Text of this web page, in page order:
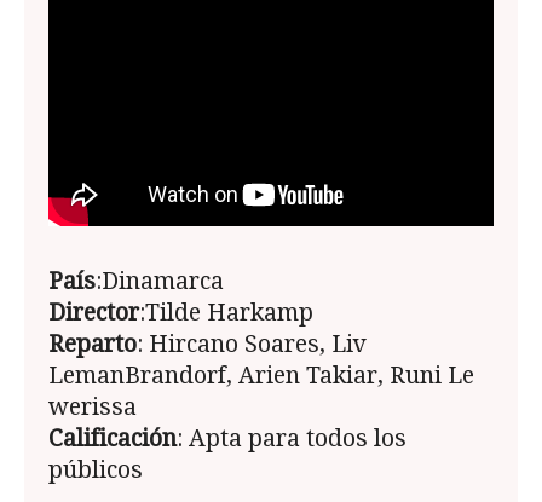
País:Dinamarca
Director:Tilde Harkamp
Reparto: Hircano Soares, Liv
LemanBrandorf, Arien Takiar, Runi Le
werissa
Calificación: Apta para todos los
públicos